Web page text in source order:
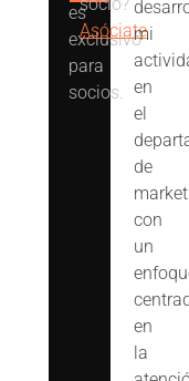
es
exclusivo
para
socios.
Asóciate
mi
en
el
de
con
un
en
la